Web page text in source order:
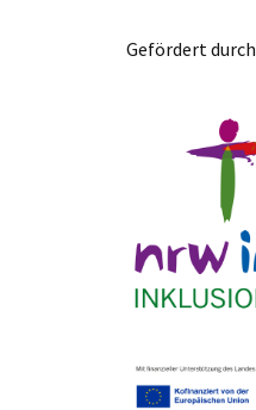
Gefördert durch